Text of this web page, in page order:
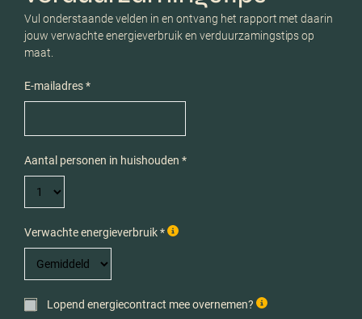
Vul onderstaande velden in en ontvang het rapport met daarin
jouw verwachte energieverbruik en verduurzamingstips op
maat.
E-mailadres *
Aantal personen in huishouden *
Verwachte energieverbruik *
Lopend energiecontract mee overnemen?